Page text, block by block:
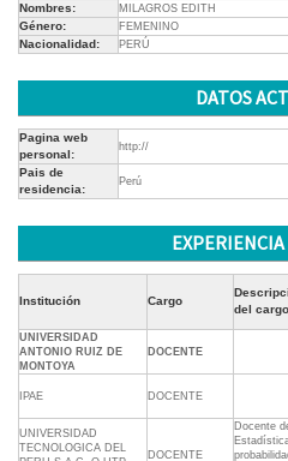
Nombres: MILAGROS EDITH
Género: FEMENINO
Nacionalidad: PERÚ
DATOS
Pagina web
personal:
http://
Pais de
residencia:
Perú
Institución Cargo
del cargo
UNIVERSIDAD
ANTONIO RUIZ DE
MONTOYA
DOCENTE
IPAE DOCENTE
UNIVERSIDAD
TECNOLOGICA DEL
DOCENTE
Docente